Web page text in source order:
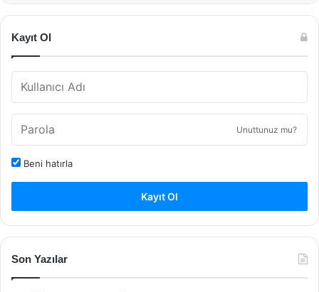
Kayıt Ol
Unuttunuz mu?
Beni hatırla
Kayıt Ol
Son Yazılar